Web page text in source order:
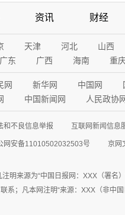
资讯 财经
天津 河北 山西
广东 广西 海南 重
网 新华网 中国网
中国新闻网 人民政协
和不良信息举报 互联网新闻信息
网安备11010502032503号 京网
明来源为“中国日报网：XXX（署
系；凡本网注明“来源：XXX（非中